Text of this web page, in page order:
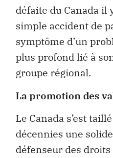
défaite du Canada il
simple accident de
symptôme d’un
plus profond lié à
groupe régional.
La promotion des
Le Canada s’est
décennies une
défenseur des